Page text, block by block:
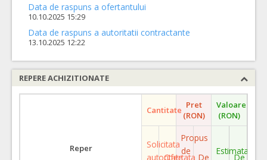
Data de raspuns a ofertantului
10.10.2025 15:29
Data de raspuns a autoritatii contractante
13.10.2025 12:22
REPERE ACHIZITIONATE
Reper
Cantitate Pret
(RON)
Valoare
(RON)
Solicitata
autoritate
Ofertata
Propus
de
De
Estimata
De